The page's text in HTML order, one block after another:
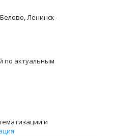
Ленинск-
по актуальным
и